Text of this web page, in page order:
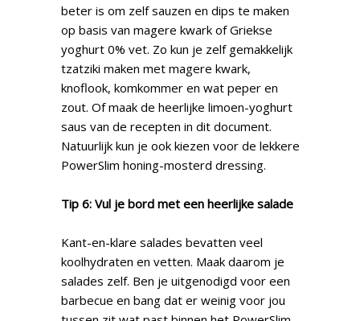
beter is om zelf sauzen en dips te maken
op basis van magere kwark of Griekse
yoghurt 0% vet. Zo kun je zelf gemakkelijk
tzatziki maken met magere kwark,
knoflook, komkommer en wat peper en
zout. Of maak de heerlijke limoen-yoghurt
saus van de recepten in dit document.
Natuurlijk kun je ook kiezen voor de lekkere
PowerSlim honing-mosterd dressing.
Tip 6: Vul je bord met een heerlijke salade
Kant-en-klare salades bevatten veel
koolhydraten en vetten. Maak daarom je
salades zelf. Ben je uitgenodigd voor een
barbecue en bang dat er weinig voor jou